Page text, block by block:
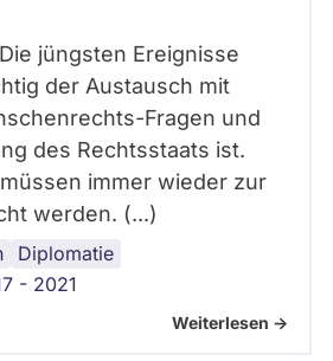
jüngsten Ereignisse
der Austausch mit
Fragen und
des Rechtsstaats ist.
immer wieder zur
werden. (...)
Diplomatie
- 2021
Weiterlesen ->